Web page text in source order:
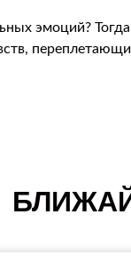
эмоций?